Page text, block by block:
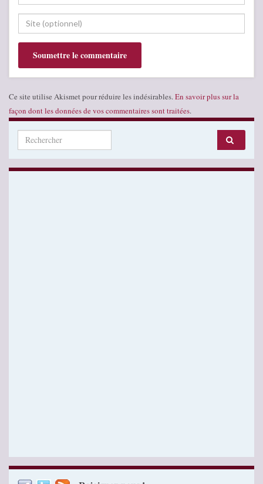
Ce site utilise Akismet pour réduire les indésirables. En savoir plus sur la
façon dont les données de vos commentaires sont traitées.
Search for: